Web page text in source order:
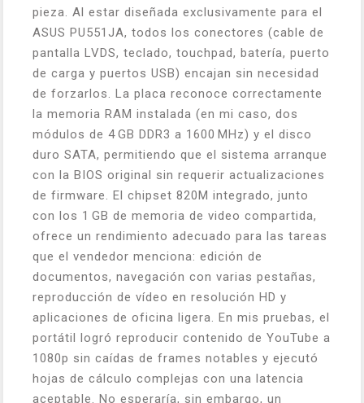
pieza. Al estar diseñada exclusivamente para el
ASUS PU551JA, todos los conectores (cable de
pantalla LVDS, teclado, touchpad, batería, puerto
de carga y puertos USB) encajan sin necesidad
de forzarlos. La placa reconoce correctamente
la memoria RAM instalada (en mi caso, dos
módulos de 4 GB DDR3 a 1600 MHz) y el disco
duro SATA, permitiendo que el sistema arranque
con la BIOS original sin requerir actualizaciones
de firmware. El chipset 820M integrado, junto
con los 1 GB de memoria de video compartida,
ofrece un rendimiento adecuado para las tareas
que el vendedor menciona: edición de
documentos, navegación con varias pestañas,
reproducción de vídeo en resolución HD y
aplicaciones de oficina ligera. En mis pruebas, el
portátil logró reproducir contenido de YouTube a
1080p sin caídas de frames notables y ejecutó
hojas de cálculo complejas con una latencia
aceptable. No esperaría, sin embargo, un